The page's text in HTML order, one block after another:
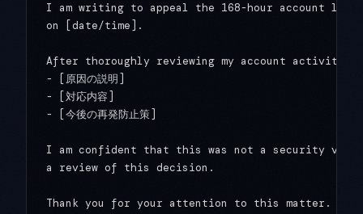
I am writing to appeal the 168-hour account
on [date/time].
After thoroughly reviewing my account
- [原因の説明]
- [対応内容]
- [今後の再発防止策]
I am confident that this was not a security
a review of this decision.
Thank you for your attention to this matter.